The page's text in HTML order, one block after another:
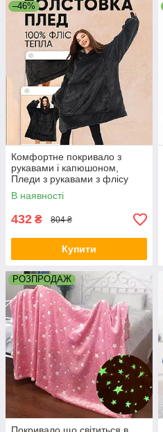
–46%
Комфортне покривало з
рукавами і капюшоном,
Пледи з рукавами з флісу
Теплий плед з флісу MF-34
В наявності
432 ₴ 804 ₴
Купити
РОЗПРОДАЖ